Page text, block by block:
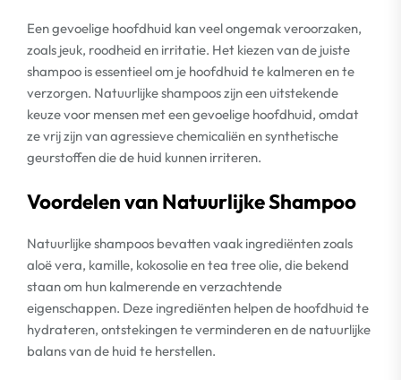
Een gevoelige hoofdhuid kan veel ongemak veroorzaken,
zoals jeuk, roodheid en irritatie. Het kiezen van de juiste
shampoo is essentieel om je hoofdhuid te kalmeren en te
verzorgen. Natuurlijke shampoos zijn een uitstekende
keuze voor mensen met een gevoelige hoofdhuid, omdat
ze vrij zijn van agressieve chemicaliën en synthetische
geurstoffen die de huid kunnen irriteren.
Voordelen van Natuurlijke Shampoo
Natuurlijke shampoos bevatten vaak ingrediënten zoals
aloë vera, kamille, kokosolie en tea tree olie, die bekend
staan om hun kalmerende en verzachtende
eigenschappen. Deze ingrediënten helpen de hoofdhuid te
hydrateren, ontstekingen te verminderen en de natuurlijke
balans van de huid te herstellen.